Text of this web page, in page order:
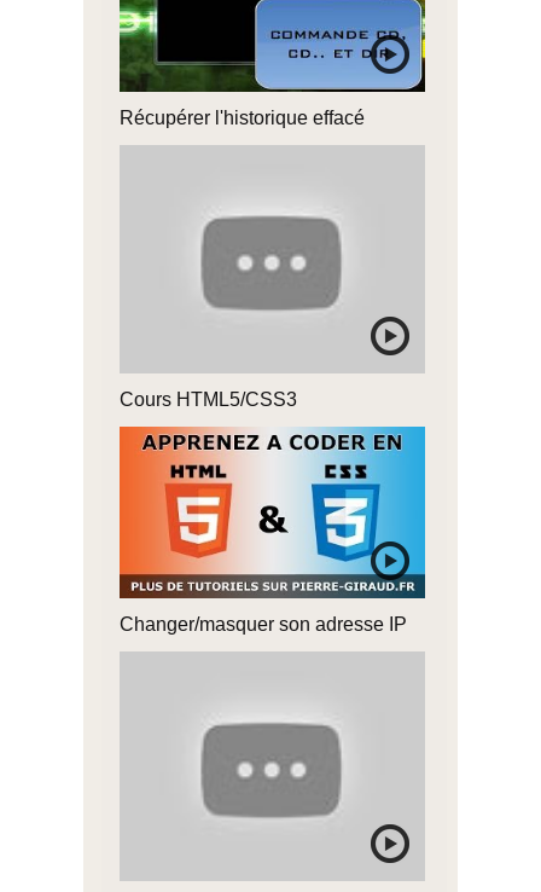
Récupérer l'historique effacé
Cours HTML5/CSS3
Changer/masquer son adresse IP